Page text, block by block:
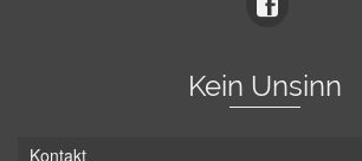
Kein Unsinn
Kontakt